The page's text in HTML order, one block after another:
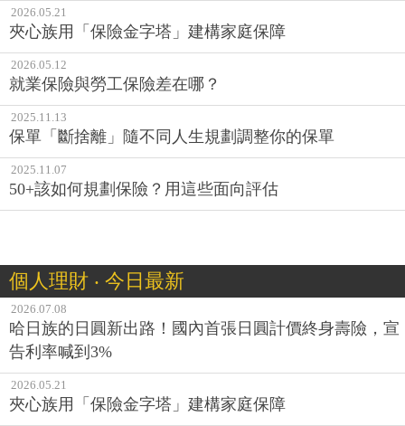
2026.05.21
夾心族用「保險金字塔」建構家庭保障
2026.05.12
就業保險與勞工保險差在哪？
2025.11.13
保單「斷捨離」隨不同人生規劃調整你的保單
2025.11.07
50+該如何規劃保險？用這些面向評估
個人理財 ‧ 今日最新
2026.07.08
哈日族的日圓新出路！國內首張日圓計價終身壽險，宣
告利率喊到3%
2026.05.21
夾心族用「保險金字塔」建構家庭保障